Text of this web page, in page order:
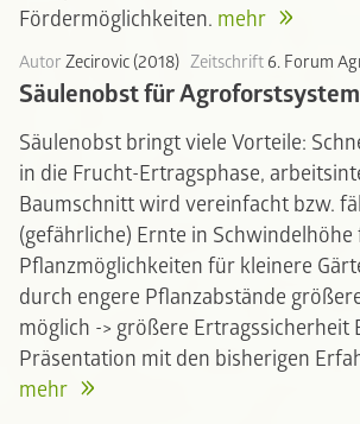
Fördermöglichkeiten. mehr
Autor Zecirovic (2018) Zeitschrift 6. Forum
Säulenobst für
Säulenobst bringt viele Vorteile:
in die Frucht-Ertragsphase,
Baumschnitt wird vereinfacht bzw.
(gefährliche) Ernte in Schwindelhöhe
Pflanzmöglichkeiten für kleinere
durch engere Pflanzabstände
möglich -> größere Ertragssicherheit
Präsentation mit den bisherigen
mehr